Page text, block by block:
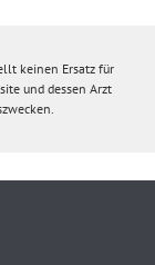
keinen Ersatz für
und dessen Arzt